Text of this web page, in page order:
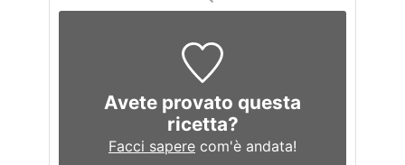
Avete provato questa
ricetta?
Facci sapere com'è andata!